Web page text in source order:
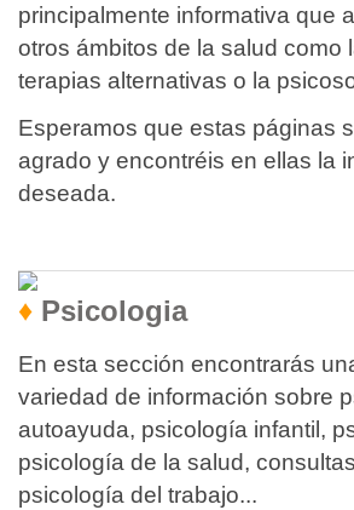
principalmente informativa que
otros ámbitos de la salud como
terapias alternativas o la
Esperamos que estas páginas
agrado y encontréis en ellas la
deseada.
♦ Psicologia
En esta sección encontrarás
variedad de información sobre
autoayuda, psicología infantil,
psicología de la salud,
psicología del trabajo...